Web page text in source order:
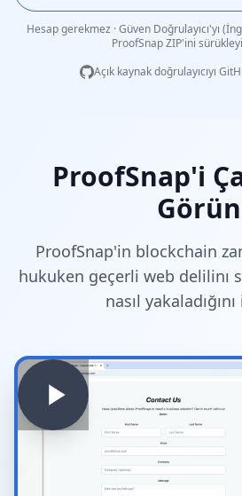
Hesap gerekmez · Güven Doğrulayıcı'yı
ProofSnap ZIP'ini
Açık kaynak doğrulayıcıyı
ProofSnap'i
Görün
ProofSnap'in blockchain
hukuken geçerli web delilinı
nasıl